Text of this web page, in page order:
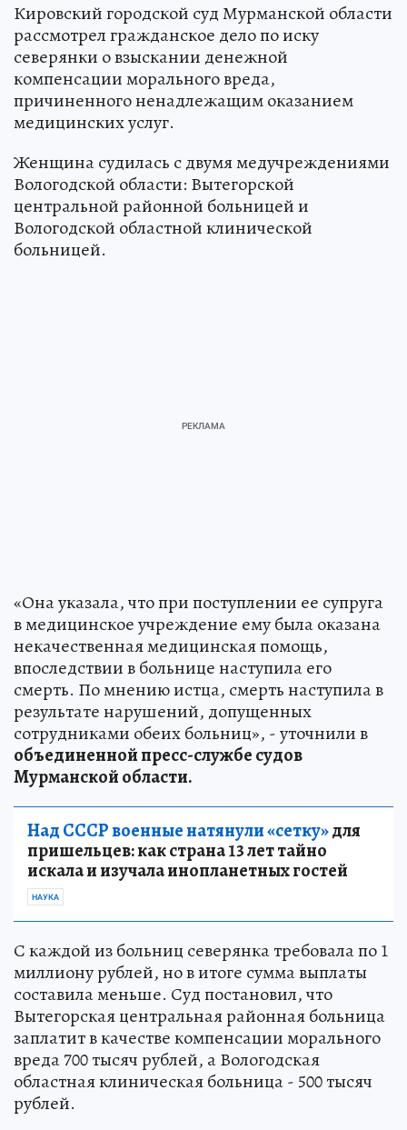
Кировский городской суд Мурманской области
рассмотрел гражданское дело по иску
северянки о взыскании денежной
компенсации морального вреда,
причиненного ненадлежащим оказанием
медицинских услуг.
Женщина судилась с двумя медучреждениями
Вологодской области: Вытегорской
центральной районной больницей и
Вологодской областной клинической
больницей.
«Она указала, что при поступлении ее супруга
в медицинское учреждение ему была оказана
некачественная медицинская помощь,
впоследствии в больнице наступила его
смерть. По мнению истца, смерть наступила в
результате нарушений, допущенных
сотрудниками обеих больниц», - уточнили в
объединенной пресс-службе судов
Мурманской области.
Над СССР военные натянули «сетку»для
пришельцев: как страна 13 лет тайно
искала и изучала инопланетных гостей
НАУКА
С каждой из больниц северянка требовала по 1
миллиону рублей, но в итоге сумма выплаты
составила меньше. Суд постановил, что
Вытегорская центральная районная больница
заплатит в качестве компенсации морального
вреда 700 тысяч рублей, а Вологодская
областная клиническая больница - 500 тысяч
рублей.